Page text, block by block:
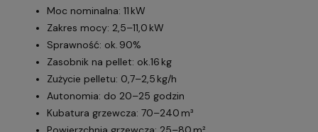
Moc nominalna: 11 kW
Zakres mocy: 2,5–11,0 kW
Sprawność: ok. 90%
Zasobnik na pellet: ok.16 kg
Zużycie pelletu: 0,7–2,5 kg/h
Autonomia: do 20–25 godzin
Kubatura grzewcza: 70–240 m³